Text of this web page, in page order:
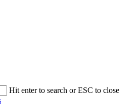
Hit enter to search or ESC to close